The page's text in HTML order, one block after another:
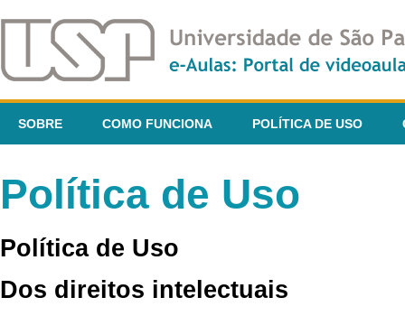
SOBRE COMO FUNCIONA POLÍTICA DE USO
Política de Uso
Política de Uso
Dos direitos intelectuais